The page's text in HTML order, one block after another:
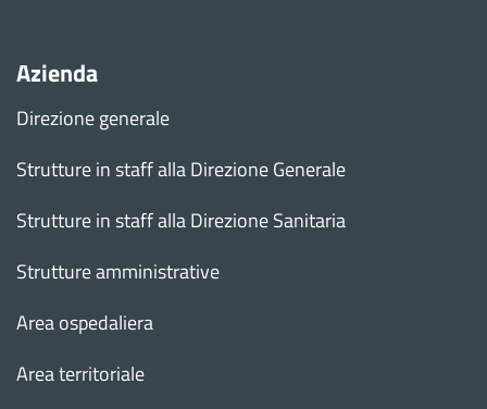
Azienda
Direzione generale
Strutture in staff alla Direzione Generale
Strutture in staff alla Direzione Sanitaria
Strutture amministrative
Area ospedaliera
Area territoriale